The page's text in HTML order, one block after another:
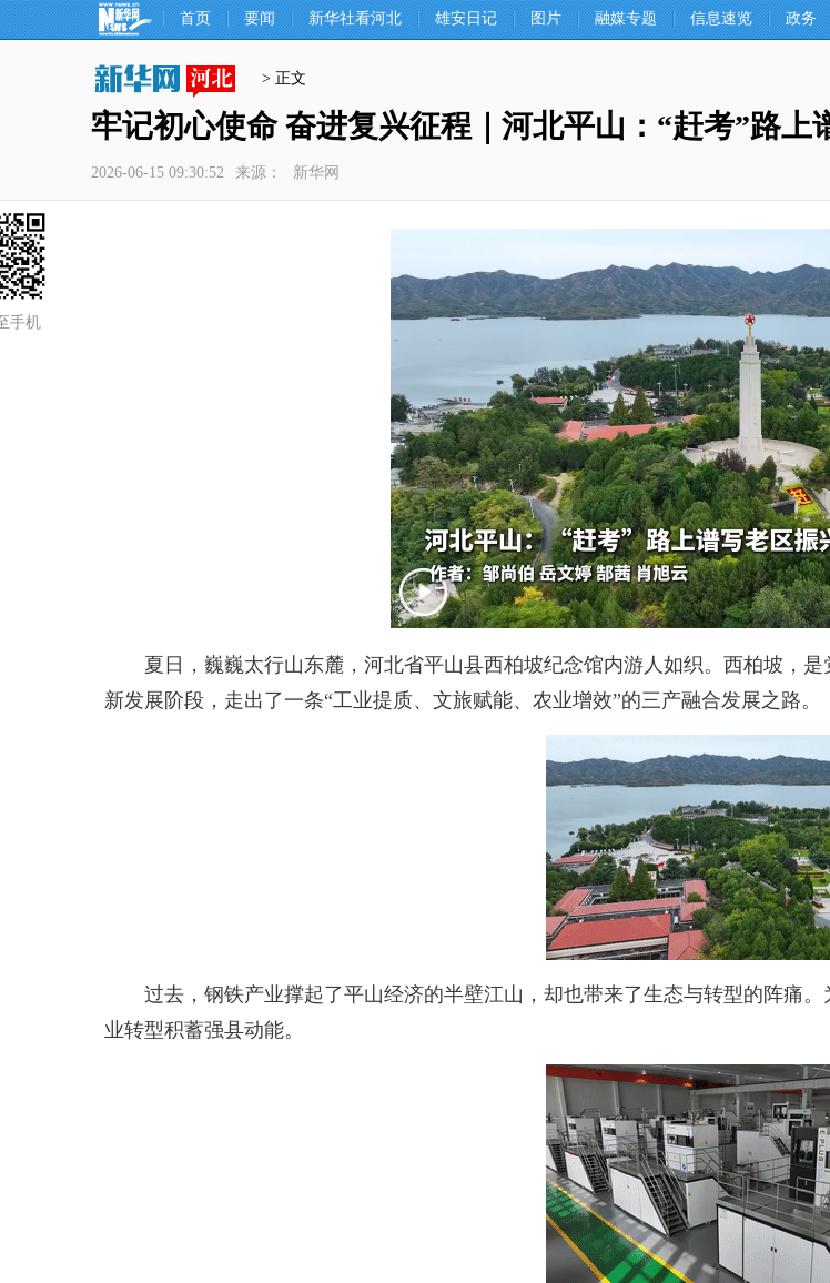
首页 要闻 新华社看河北 雄安日记 图片 融媒专题 信息速览 政务
> 正文
牢记初心使命 奋进复兴征程｜河北平山：“赶考”路上
2026-06-15 09:30:52 来源： 新华网
手机
夏日，巍巍太行山东麓，河北省平山县西柏坡纪念馆内游人如织。西柏坡，是
新发展阶段，走出了一条“工业提质、文旅赋能、农业增效”的三产融合发展之路。
过去，钢铁产业撑起了平山经济的半壁江山，却也带来了生态与转型的阵痛。
业转型积蓄强县动能。